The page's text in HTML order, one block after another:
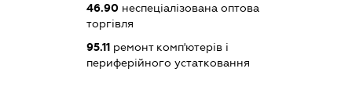
46.90неспеціалізована оптова
торгівля
95.11ремонт комп'ютерів і
периферійного устатковання